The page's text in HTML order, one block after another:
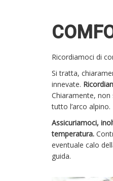
Ricordiamoci di
Si tratta,
innevate.
Chiaramente,
tutto l’arco alpino.
Assicuriamoci,
temperatura.
eventuale calo
guida.